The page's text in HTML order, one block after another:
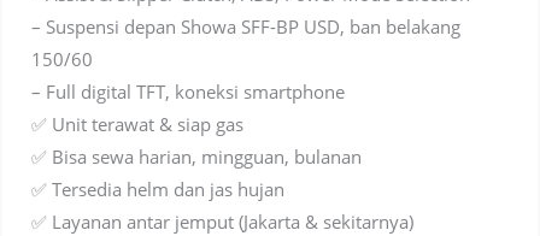
– Suspensi depan Showa SFF-BP USD, ban belakang
150/60
– Full digital TFT, koneksi smartphone
✅ Unit terawat & siap gas
✅ Bisa sewa harian, mingguan, bulanan
✅ Tersedia helm dan jas hujan
✅ Layanan antar jemput (Jakarta & sekitarnya)